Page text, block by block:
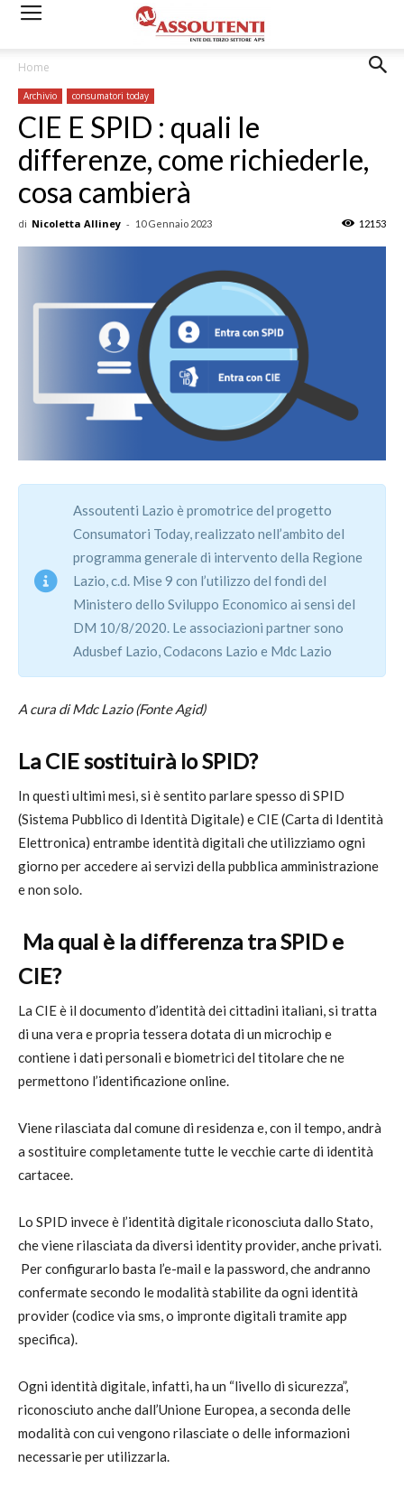
Home
Archivio consumatori today
CIE E SPID : quali le
differenze, come richiederle,
cosa cambierà
di Nicoletta Alliney - 10 Gennaio 2023 12153
Assoutenti Lazio è promotrice del progetto
Consumatori Today, realizzato nell’ambito del
programma generale di intervento della Regione
Lazio, c.d. Mise 9 con l’utilizzo del fondi del
Ministero dello Sviluppo Economico ai sensi del
DM 10/8/2020. Le associazioni partner sono
Adusbef Lazio, Codacons Lazio e Mdc Lazio
A cura di Mdc Lazio (Fonte Agid)
La CIE sostituirà lo SPID?
In questi ultimi mesi, si è sentito parlare spesso di SPID
(Sistema Pubblico di Identità Digitale) e CIE (Carta di Identità
Elettronica) entrambe identità digitali che utilizziamo ogni
giorno per accedere ai servizi della pubblica amministrazione
e non solo.
Ma qual è la differenza tra SPID e
CIE?
La CIE è il documento d’identità dei cittadini italiani, si tratta
di una vera e propria tessera dotata di un microchip e
contiene i dati personali e biometrici del titolare che ne
permettono l’identificazione online.
Viene rilasciata dal comune di residenza e, con il tempo, andrà
a sostituire completamente tutte le vecchie carte di identità
cartacee.
Lo SPID invece è l’identità digitale riconosciuta dallo Stato,
che viene rilasciata da diversi identity provider, anche privati.
Per configurarlo basta l’e-mail e la password, che andranno
confermate secondo le modalità stabilite da ogni identità
provider (codice via sms, o impronte digitali tramite app
specifica).
Ogni identità digitale, infatti, ha un “livello di sicurezza”,
riconosciuto anche dall’Unione Europea, a seconda delle
modalità con cui vengono rilasciate o delle informazioni
necessarie per utilizzarla.